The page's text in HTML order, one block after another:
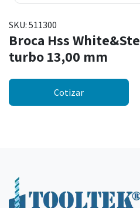
SKU: 511300
Broca Hss
turbo 13,00 mm
Cotizar